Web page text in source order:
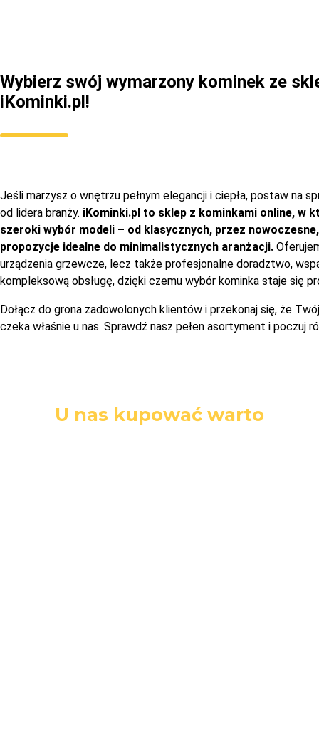
Wybierz swój wymarzony kominek ze
iKominki.pl!
Jeśli marzysz o wnętrzu pełnym elegancji i ciepła, postaw na
od lidera branży. iKominki.pl to sklep z kominkami online, w
szeroki wybór modeli – od klasycznych, przez
propozycje idealne do minimalistycznych aranżacji.
urządzenia grzewcze, lecz także profesjonalne doradztwo,
kompleksową obsługę, dzięki czemu wybór kominka staje się
Dołącz do grona zadowolonych klientów i przekonaj się, że
czeka właśnie u nas. Sprawdź nasz pełen asortyment i poczuj
U nas kupować warto